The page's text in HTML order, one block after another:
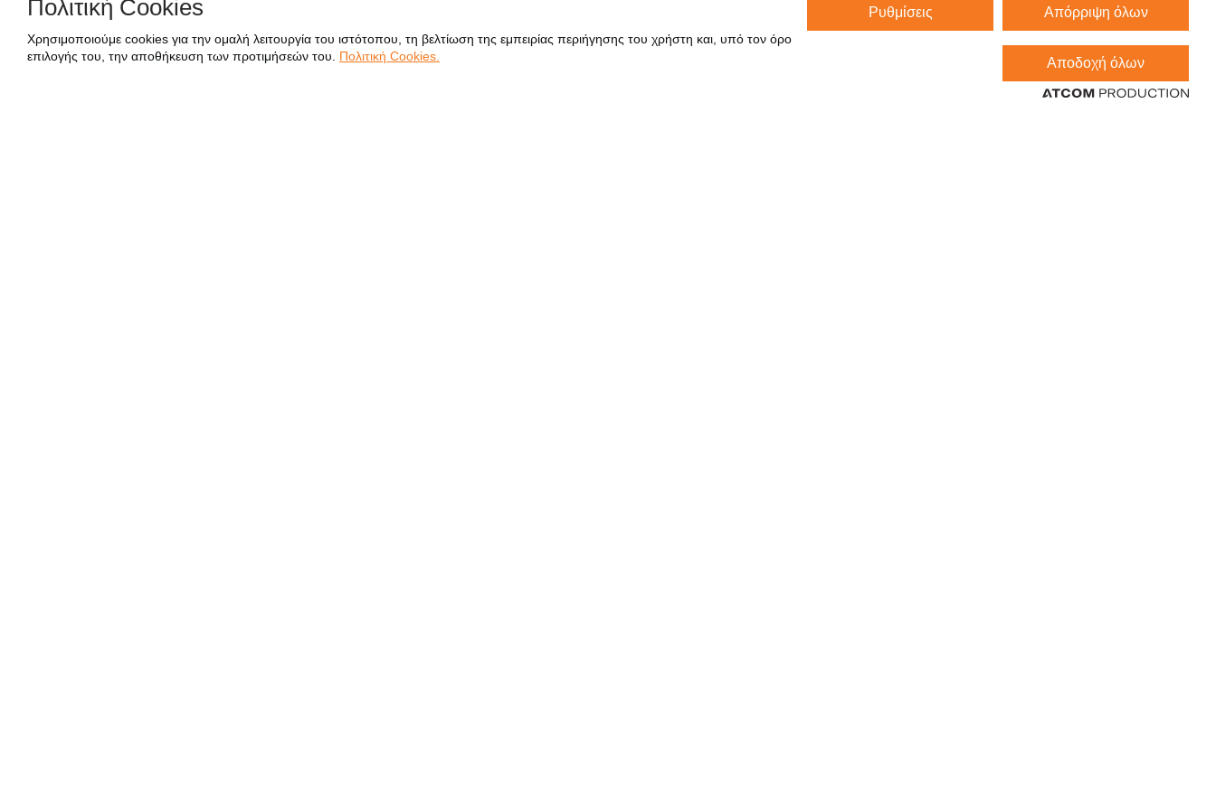
Πολιτική Cookies
Χρησιμοποιούμε cookies για την ομαλή λειτουργία του ιστότοπου, τη βελτίωση της εμπειρίας περιήγησης του χρήστη και, υπό τον όρο
επιλογής του, την αποθήκευση των προτιμήσεών του.
Πολιτική Cookies.
Ρυθμίσεις Απόρριψη όλων
Αποδοχή όλων